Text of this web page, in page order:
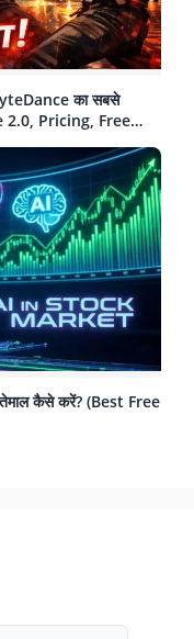
का सबसे
2.0, Pricing, Free
कैसे करें? (Best Free